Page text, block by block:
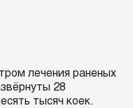
лечения раненых
28
тысяч коек.